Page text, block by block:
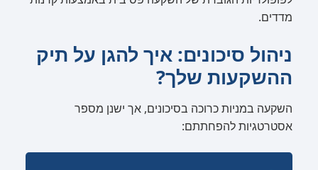
מדדים.
ניהול סיכונים: איך להגן על תיק
ההשקעות שלך?
השקעה במניות כרוכה בסיכונים, אך ישנן מספר
אסטרטגיות להפחתתם: